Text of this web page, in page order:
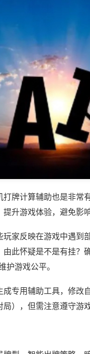
牌计算辅助也是非常
升游戏体验，避免影
家反映在游戏中遇到
此怀疑是不是有挂
护游戏公平。
专用辅助工具，修改
），但需注意遵守游